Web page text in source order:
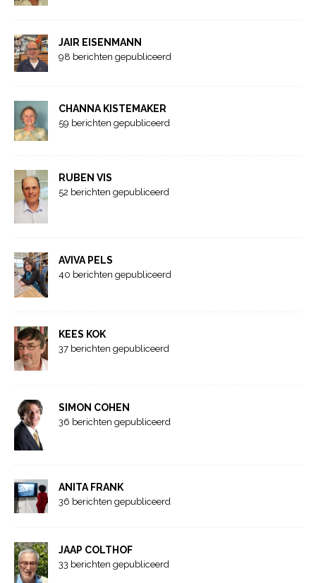
JAIR EISENMANN
98 berichten gepubliceerd
CHANNA KISTEMAKER
59 berichten gepubliceerd
RUBEN VIS
52 berichten gepubliceerd
AVIVA PELS
40 berichten gepubliceerd
KEES KOK
37 berichten gepubliceerd
SIMON COHEN
36 berichten gepubliceerd
ANITA FRANK
36 berichten gepubliceerd
JAAP COLTHOF
33 berichten gepubliceerd